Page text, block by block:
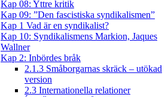
Kap 08: Yttre kritik
Kap 09: ”Den fascistiska syndikalismen”
Kap 1 Vad är en syndikalist?
Kap 10: Syndikalismens Markion, Jaques
Wallner
Kap 2: Inbördes bråk
2.1.3 Småborgarnas skräck – utökad
version
2.3 Internationella relationer